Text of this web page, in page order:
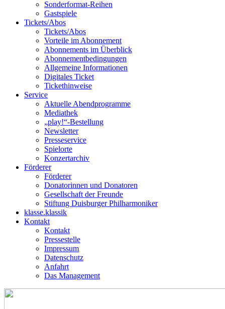
Sonderformat-Reihen
Gastspiele
Tickets/Abos
Tickets/Abos
Vorteile im Abonnement
Abonnements im Überblick
Abonnement­bedingungen
Allgemeine Informationen
Digitales Ticket
Ticket­hinweise
Service
Aktuelle Abendprogramme
Mediathek
„play!“-Bestellung
Newsletter
Presseservice
Spielorte
Konzertarchiv
Förderer
Förderer
Donatorinnen und Donatoren
Gesellschaft der Freunde
Stiftung Duisburger Philharmoniker
klasse.klassik
Kontakt
Kontakt
Pressestelle
Impressum
Datenschutz
Anfahrt
Das Management